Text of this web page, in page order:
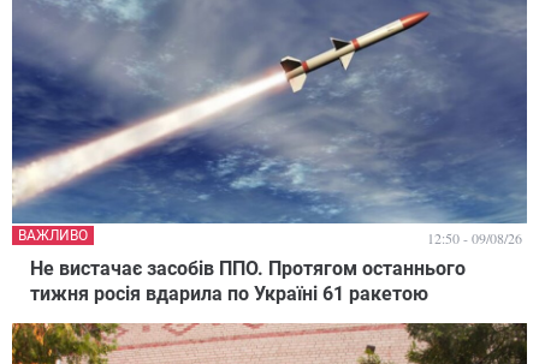
Не вистачає засобів ППО. Протягом останнього
тижня росія вдарила по Україні 61 ракетою
ВАЖЛИВО 12:50 - 09/08/26